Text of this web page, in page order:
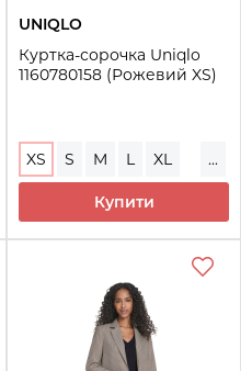
UNIQLO
Куртка-сорочка Uniqlo
1160780158 (Рожевий XS)
XS S M L
XL
...
Купити